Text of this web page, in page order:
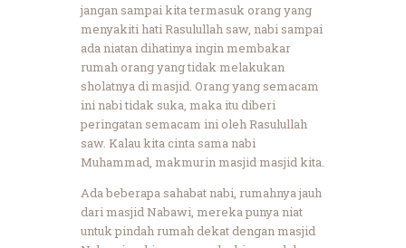
jangan sampai kita termasuk orang yang
menyakiti hati Rasulullah saw, nabi sampai
ada niatan dihatinya ingin membakar
rumah orang yang tidak melakukan
sholatnya di masjid. Orang yang semacam
ini nabi tidak suka, maka itu diberi
peringatan semacam ini oleh Rasulullah
saw. Kalau kita cinta sama nabi
Muhammad, makmurin masjid masjid kita.
Ada beberapa sahabat nabi, rumahnya jauh
dari masjid Nabawi, mereka punya niat
untuk pindah rumah dekat dengan masjid